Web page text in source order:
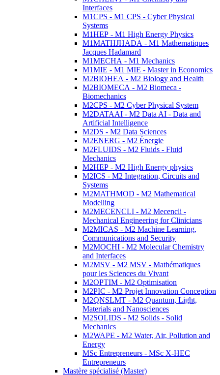
Interfaces
M1CPS - M1 CPS - Cyber Physical
Systems
M1HEP - M1 High Energy Physics
M1MATHJHADA - M1 Mathematiques
Jacques Hadamard
M1MECHA - M1 Mechanics
M1MIE - M1 MIE - Master in Economics
M2BIOHEA - M2 Biology and Health
M2BIOMECA - M2 Biomeca -
Biomechanics
M2CPS - M2 Cyber Physical System
M2DATAAI - M2 Data AI - Data and
Artificial Intelligence
M2DS - M2 Data Sciences
M2ENERG - M2 Énergie
M2FLUIDS - M2 Fluids - Fluid
Mechanics
M2HEP - M2 High Energy physics
M2ICS - M2 Integration, Circuits and
Systems
M2MATHMOD - M2 Mathematical
Modelling
M2MECENCLI - M2 Mecencli -
Mechanical Engineering for Clinicians
M2MICAS - M2 Machine Learning,
Communications and Security
M2MOCHI - M2 Molecular Chemistry
and Interfaces
M2MSV - M2 MSV - Mathématiques
pour les Sciences du Vivant
M2OPTIM - M2 Optimisation
M2PIC - M2 Projet Innovation Conception
M2QNSLMT - M2 Quantum, Light,
Materials and Nanosciences
M2SOLIDS - M2 Solids - Solid
Mechanics
M2WAPE - M2 Water, Air, Pollution and
Energy
MSc Entrepreneurs - MSc X-HEC
Entrepreneurs
Mastère spécialisé (Master)